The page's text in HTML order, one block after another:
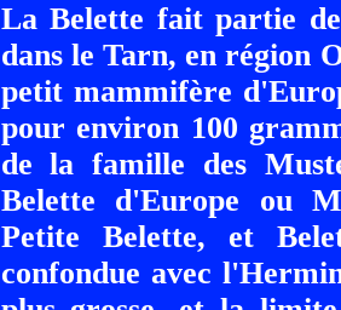
La Belette fait partie
dans le Tarn, en région
petit mammifère
pour environ 100
de la famille des
Belette d'Europe ou
Petite Belette, et
confondue avec